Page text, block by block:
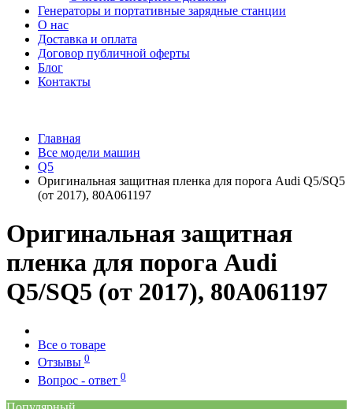
Генераторы и портативные зарядные станции
О нас
Доставка и оплата
Договор публичной оферты
Блог
Контакты
Главная
Все модели машин
Q5
Оригинальная защитная пленка для порога Audi Q5/SQ5
(от 2017), 80A061197
Оригинальная защитная
пленка для порога Audi
Q5/SQ5 (от 2017), 80A061197
Все о товаре
Отзывы 0
Вопрос - ответ 0